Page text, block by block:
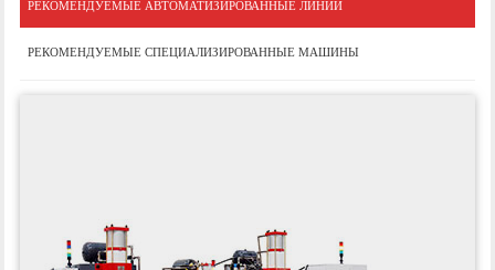
РЕКОМЕНДУЕМЫЕ АВТОМАТИЗИРОВАННЫЕ ЛИНИИ
РЕКОМЕНДУЕМЫЕ СПЕЦИАЛИЗИРОВАННЫЕ МАШИНЫ